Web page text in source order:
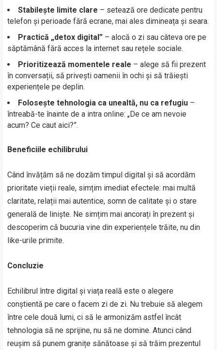
Stabilește limite clare – setează ore dedicate pentru
telefon și perioade fără ecrane, mai ales dimineața și seara.
Practică „detox digital” – alocă o zi sau câteva ore pe
săptămână fără acces la internet sau rețele sociale.
Prioritizează momentele reale – alege să fii prezent
în conversații, să privești oamenii în ochi și să trăiești
experiențele pe deplin.
Folosește tehnologia ca unealtă, nu ca refugiu –
întreabă-te înainte de a intra online: „De ce am nevoie
acum? Ce caut aici?”.
Beneficiile echilibrului
Când învățăm să ne dozăm timpul digital și să acordăm
prioritate vieții reale, simțim imediat efectele: mai multă
claritate, relații mai autentice, somn de calitate și o stare
generală de liniște. Ne simțim mai ancorați în prezent și
descoperim că bucuria vine din experiențele trăite, nu din
like-urile primite.
Concluzie
Echilibrul între digital și viața reală este o alegere
conștientă pe care o facem zi de zi. Nu trebuie să alegem
între cele două lumi, ci să le armonizăm astfel încât
tehnologia să ne sprijine, nu să ne domine. Atunci când
reușim să punem granițe sănătoase și să trăim prezentul